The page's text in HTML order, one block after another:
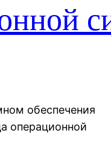
обеспечения
операционной